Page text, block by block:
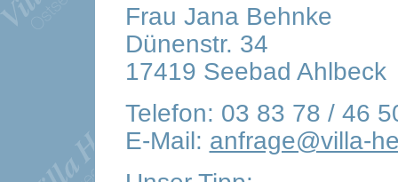
Frau Jana Behnke
Dünenstr. 34
17419 Seebad Ahlbeck
Telefon: 03 83 78 / 46
E-Mail: anfrage@villa-